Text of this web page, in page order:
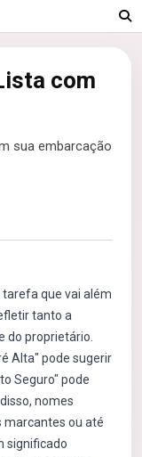
com
sua embarcação
que vai além
tanto a
do proprietário.
Alta" pode sugerir
Seguro" pode
nomes
marcantes ou até
significado